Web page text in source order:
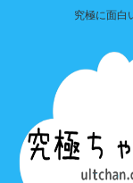
究極に面白